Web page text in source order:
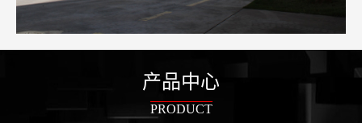
产品中心
PRODUCT